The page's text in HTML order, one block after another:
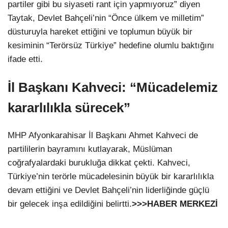
partiler gibi bu siyaseti rant için yapmıyoruz” diyen
Taytak, Devlet Bahçeli’nin “Önce ülkem ve milletim”
düsturuyla hareket ettiğini ve toplumun büyük bir
kesiminin “Terörsüz Türkiye” hedefine olumlu baktığını
ifade etti.
İl Başkanı Kahveci: “Mücadelemiz
kararlılıkla sürecek”
MHP Afyonkarahisar İl Başkanı Ahmet Kahveci de
partililerin bayramını kutlayarak, Müslüman
coğrafyalardaki burukluğa dikkat çekti. Kahveci,
Türkiye’nin terörle mücadelesinin büyük bir kararlılıkla
devam ettiğini ve Devlet Bahçeli’nin liderliğinde güçlü
bir gelecek inşa edildiğini belirtti.>>>HABER MERKEZİ